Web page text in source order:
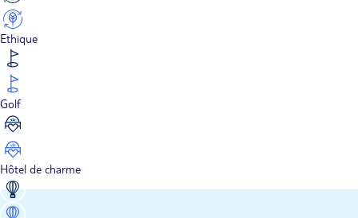
Ethique
Golf
Hôtel de charme